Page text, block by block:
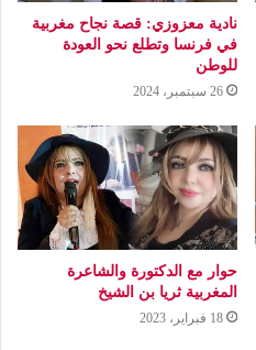
نادية معزوزي: قصة نجاح مغربية
في فرنسا وتطلع نحو العودة
للوطن
26 سبتمبر، 2024
حوار مع الدكتورة والشاعرة
المغربية ثريا بن الشيخ
18 فبراير، 2023